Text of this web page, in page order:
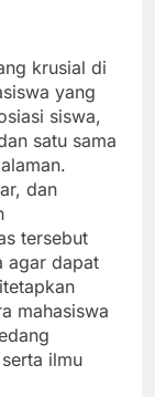
krusial di
yang
siswa,
satu sama
dan
tersebut
agar dapat
mahasiswa
ilmu